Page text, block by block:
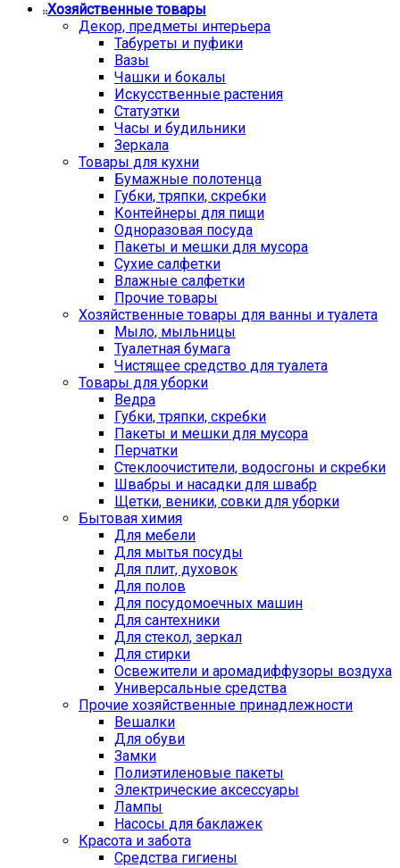
Хозяйственные товары
Декор, предметы интерьера
Табуреты и пуфики
Вазы
Чашки и бокалы
Искусственные растения
Статуэтки
Часы и будильники
Зеркала
Товары для кухни
Бумажные полотенца
Губки, тряпки, скребки
Контейнеры для пищи
Одноразовая посуда
Пакеты и мешки для мусора
Сухие салфетки
Влажные салфетки
Прочие товары
Хозяйственные товары для ванны и туалета
Мыло, мыльницы
Туалетная бумага
Чистящее средство для туалета
Товары для уборки
Ведра
Губки, тряпки, скребки
Пакеты и мешки для мусора
Перчатки
Стеклоочистители, водосгоны и скребки
Швабры и насадки для швабр
Щетки, веники, совки для уборки
Бытовая химия
Для мебели
Для мытья посуды
Для плит, духовок
Для полов
Для посудомоечных машин
Для сантехники
Для стекол, зеркал
Для стирки
Освежители и аромадиффузоры воздуха
Универсальные средства
Прочие хозяйственные принадлежности
Вешалки
Для обуви
Замки
Полиэтиленовые пакеты
Электрические аксессуары
Лампы
Насосы для баклажек
Красота и забота
Средства гигиены